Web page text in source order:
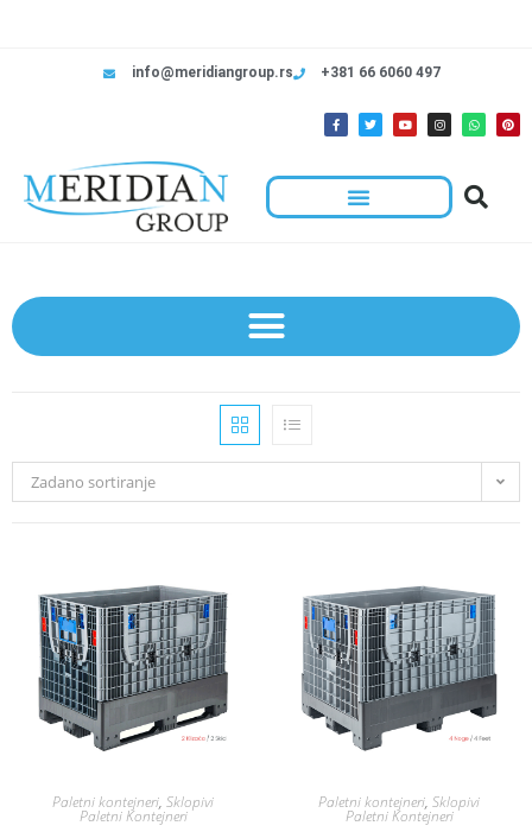
info@meridiangroup.rs +381 66 6060 497
Zadano sortiranje
Paletni kontejneri, Sklopivi
Paletni Kontejneri
Paletni kontejneri, Sklopivi
Paletni Kontejneri